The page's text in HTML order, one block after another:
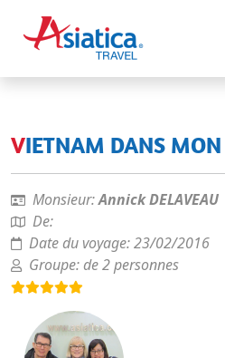
VIETNAM DANS
Monsieur:Annick DELAVEAU
De:
Date du voyage:23/02/2016
Groupe:de 2 personnes